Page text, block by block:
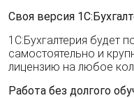
Своя версия
1С:Бухгалтерия будет
самостоятельно и
лицензию на любое
Работа без долгого